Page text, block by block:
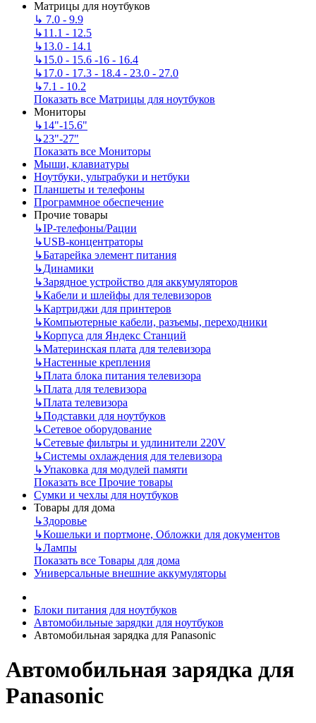
Матрицы для ноутбуков
↳ 7.0 - 9.9
↳11.1 - 12.5
↳13.0 - 14.1
↳15.0 - 15.6 -16 - 16.4
↳17.0 - 17.3 - 18.4 - 23.0 - 27.0
↳7.1 - 10.2
Показать все Матрицы для ноутбуков
Мониторы
↳14"-15.6"
↳23"-27"
Показать все Мониторы
Мыши, клавиатуры
Ноутбуки, ультрабуки и нетбуки
Планшеты и телефоны
Программное обеспечение
Прочие товары
↳IP‑телефоны/Рации
↳USB-концентраторы
↳Батарейка элемент питания
↳Динамики
↳Зарядное устройство для аккумуляторов
↳Кабели и шлейфы для телевизоров
↳Картриджи для принтеров
↳Компьютерные кабели, разъемы, переходники
↳Корпуса для Яндекс Станций
↳Материнская плата для телевизора
↳Настенные крепления
↳Плата блока питания телевизора
↳Плата для телевизора
↳Плата телевизора
↳Подставки для ноутбуков
↳Сетевое оборудование
↳Сетевые фильтры и удлинители 220V
↳Системы охлаждения для телевизора
↳Упаковка для модулей памяти
Показать все Прочие товары
Сумки и чехлы для ноутбуков
Товары для дома
↳Здоровье
↳Кошельки и портмоне, Обложки для документов
↳Лампы
Показать все Товары для дома
Универсальные внешние аккумуляторы
Блоки питания для ноутбуков
Автомобильные зарядки для ноутбуков
Автомобильная зарядка для Panasonic
Автомобильная зарядка для
Panasonic